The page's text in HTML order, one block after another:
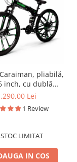
pliabilă,
inch, cu dublă
frâne pe disc,
verde
Lei
1 Review
STOC LIMITAT
IN COS